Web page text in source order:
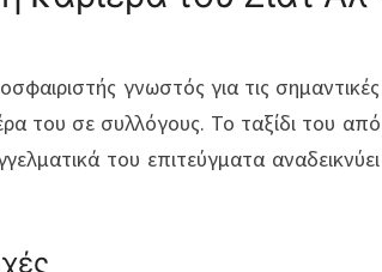
γνωστός για τις σημαντικές
του σε συλλόγους. Το ταξίδι του από
του επιτεύγματα αναδεικνύει